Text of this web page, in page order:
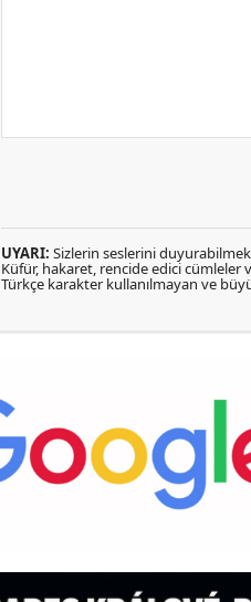
UYARI: Sizlerin seslerini
Küfür, hakaret, rencide edici cümleler
Türkçe karakter kullanılmayan ve